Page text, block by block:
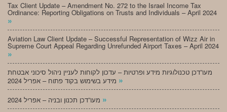
Tax Client Update – Amendment No. 272 to the Israel Income Tax
Ordinance: Reporting Obligations on Trusts and Individuals – April 2024
»
Aviation Law Client Update – Successful Representation of Wizz Air in
Supreme Court Appeal Regarding Unrefunded Airport Taxes – April 2024
»
מעו”דכן טכנולוגיות מידע ופרטיות – עדכון לקוחות לעניין ניהול סיכוני אבטחת
»
»